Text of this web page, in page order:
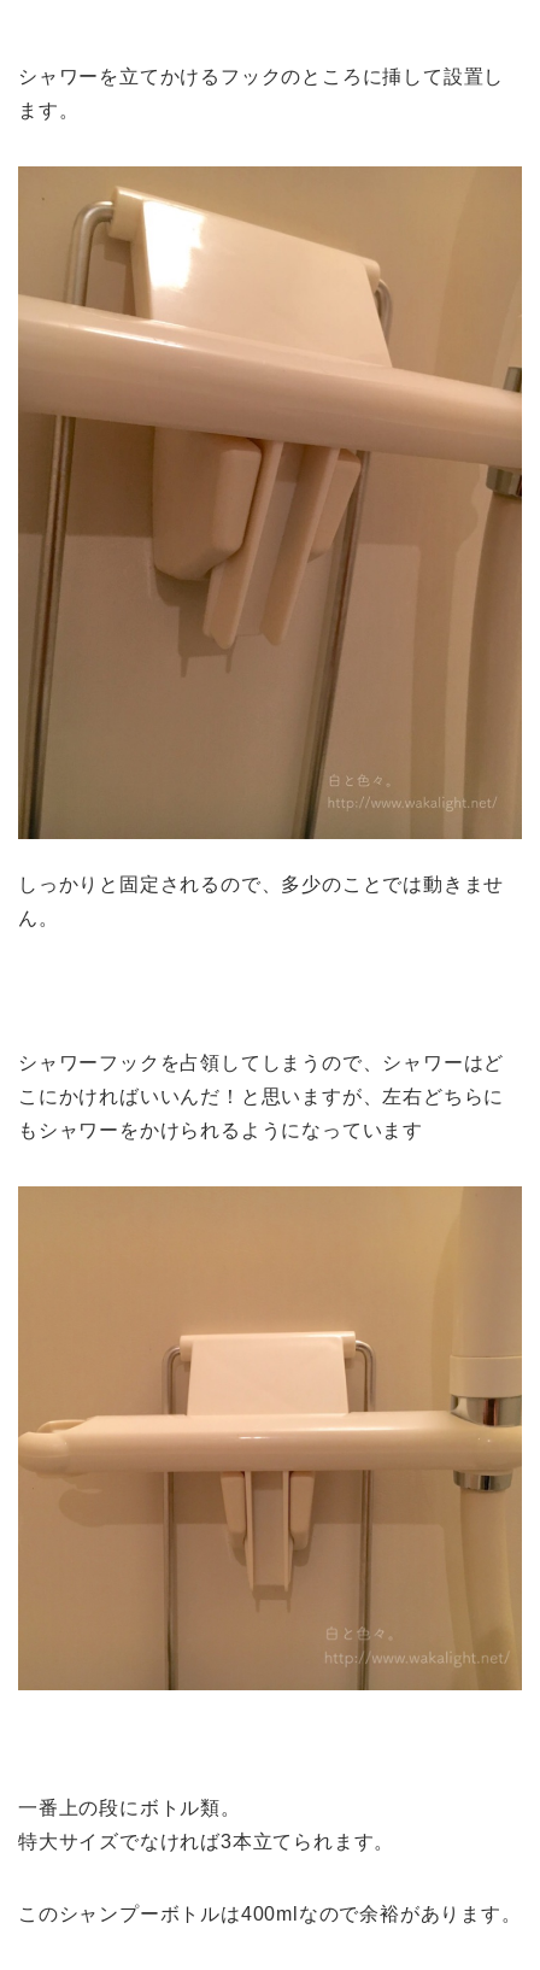
シャワーを立てかけるフックのところに挿して設置し
ます。
しっかりと固定されるので、多少のことでは動きませ
ん。
シャワーフックを占領してしまうので、シャワーはど
こにかければいいんだ！と思いますが、左右どちらに
もシャワーをかけられるようになっています
一番上の段にボトル類。
特大サイズでなければ3本立てられます。
このシャンプーボトルは400mlなので余裕があります。